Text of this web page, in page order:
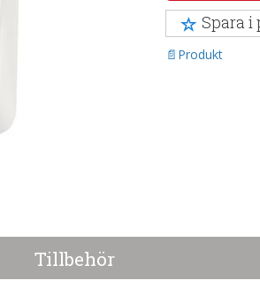
Spara
Produkt
Tillbehör